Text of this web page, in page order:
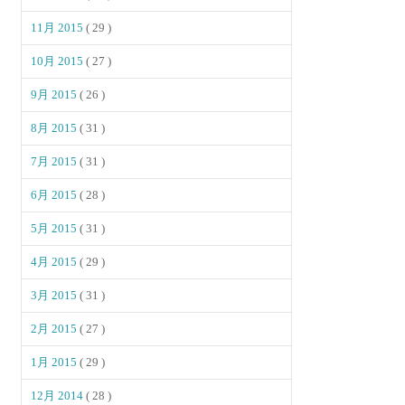
11月 2015( 29 )
10月 2015( 27 )
9月 2015( 26 )
8月 2015( 31 )
7月 2015( 31 )
6月 2015( 28 )
5月 2015( 31 )
4月 2015( 29 )
3月 2015( 31 )
2月 2015( 27 )
1月 2015( 29 )
12月 2014( 28 )